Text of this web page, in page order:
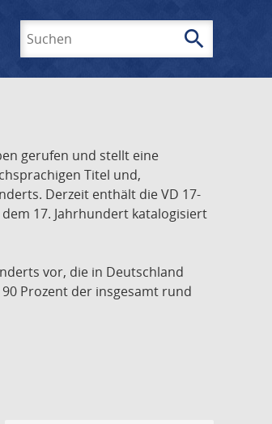
search
gerufen und stellt eine
Titel und,
Derzeit enthält die VD 17-
17. Jahrhundert katalogisiert
vor, die in Deutschland
Prozent der insgesamt rund